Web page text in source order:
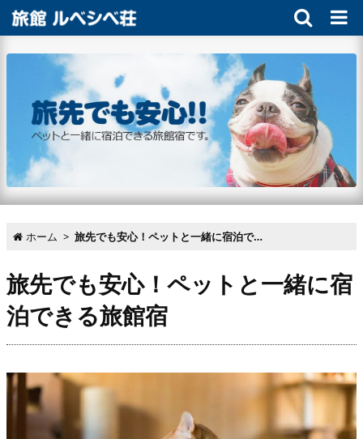
ホーム > 旅先でも安心！ペットと一緒に宿泊できる旅館宿
旅先でも安心！ペットと一緒に宿
泊できる旅館宿